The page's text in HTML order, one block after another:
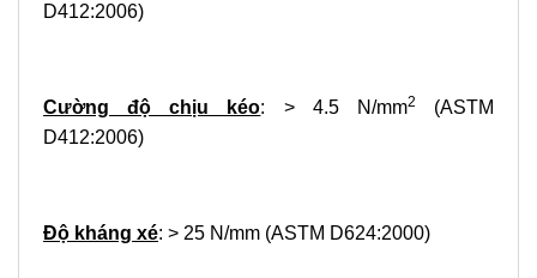
D412:2006)
Cường độ chịu kéo: > 4.5 N/mm2
(ASTM
D412:2006)
Độ kháng xé: > 25 N/mm (ASTM D624:2000)